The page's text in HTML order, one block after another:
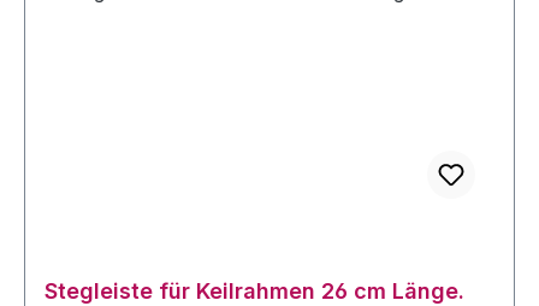
Stegleiste für Keilrahmen 26 cm Länge.